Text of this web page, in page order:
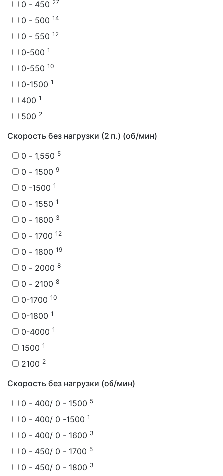
0 - 450 27
0 - 500 14
0 - 550 12
0-500 1
0-550 10
0-1500 1
400 1
500 2
Скорость без нагрузки (2 п.) (об/мин)
0 - 1,550 5
0 - 1500 9
0 -1500 1
0 - 1550 1
0 - 1600 3
0 - 1700 12
0 - 1800 19
0 - 2000 8
0 - 2100 8
0-1700 10
0-1800 1
0-4000 1
1500 1
2100 2
Скорость без нагрузки (об/мин)
0 - 400/ 0 - 1500 5
0 - 400/ 0 -1500 1
0 - 400/ 0 - 1600 3
0 - 450/ 0 - 1700 5
0 - 450/ 0 - 1800 3